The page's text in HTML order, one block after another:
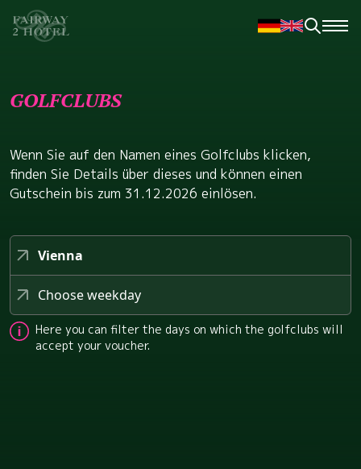
GOLFCLUBS
Wenn Sie auf den Namen eines Golfclubs klicken,
finden Sie Details über dieses und können einen
Gutschein bis zum 31.12.2026 einlösen.
Vienna
Choose weekday
Here you can filter the days on which the golfclubs will
accept your voucher.